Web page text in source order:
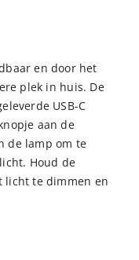
en door het
plek in huis. De
USB-C
aan de
de lamp om te
Houd de
licht te dimmen en